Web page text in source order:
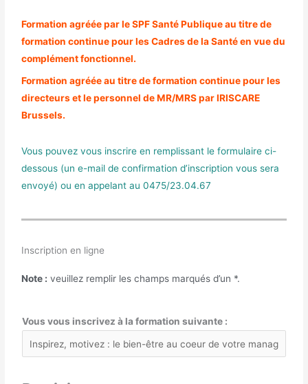
Formation agréée par le SPF Santé Publique au titre de
formation continue pour les Cadres de la Santé en vue du
complément fonctionnel.
Formation agréée au titre de formation continue pour les
directeurs et le personnel de MR/MRS par IRISCARE
Brussels.
Vous pouvez vous inscrire en remplissant le formulaire ci-
dessous (un e-mail de confirmation d’inscription vous sera
envoyé) ou en appelant au 0475/23.04.67
Inscription en ligne
Note : veuillez remplir les champs marqués d’un *.
Vous vous inscrivez à la formation suivante :